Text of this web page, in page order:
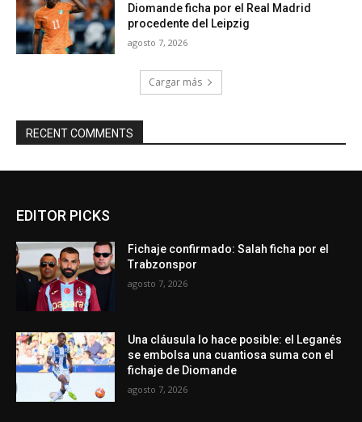
Diomande ficha por el Real Madrid
procedente del Leipzig
agosto 7, 2026
Cargar más
RECENT COMMENTS
EDITOR PICKS
Fichaje confirmado: Salah ficha por el
Trabzonspor
agosto 7, 2026
Una cláusula lo hace posible: el Leganés
se embolsa una cuantiosa suma con el
fichaje de Diomande
agosto 7, 2026